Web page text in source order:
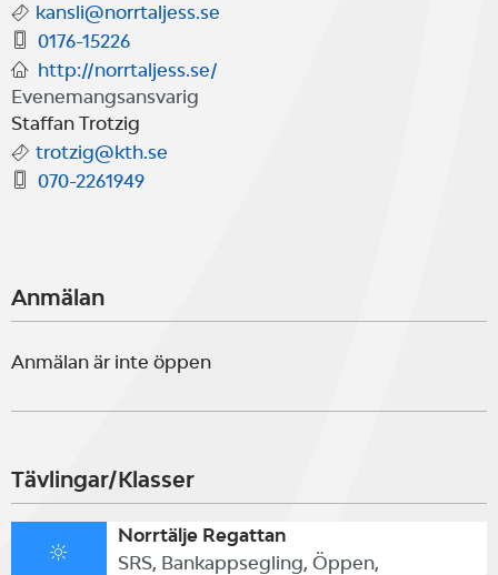
kansli@norrtaljess.se
0176-15226
http://norrtaljess.se/
Evenemangsansvarig
Staffan Trotzig
trotzig@kth.se
070-2261949
Anmälan
Anmälan är inte öppen
Tävlingar/Klasser
Norrtälje Regattan
SRS, Bankappsegling, Öppen,